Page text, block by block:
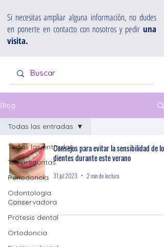
Si necesitas ampliar alguna información, no dudes
en ponerte en contacto con nosotros y pedir una
visita.
Blog
Todas las entradas
Tus preguntas
Periodoncia
Odontología
Conservadora
Prótesis dental
Ortodoncia
Todas las entradas
Consejos para evitar la sensibilidad de los
dientes durante este verano
31 jul 2023 2 min de lectura